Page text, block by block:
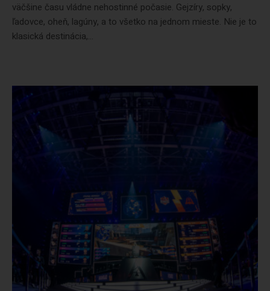
väčšine času vládne nehostinné počasie. Gejzíry, sopky,
ľadovce, oheň, lagúny, a to všetko na jednom mieste. Nie je to
klasická destinácia,...